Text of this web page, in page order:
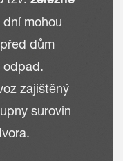
mohou
dům
odpad.
zajištěný
surovin